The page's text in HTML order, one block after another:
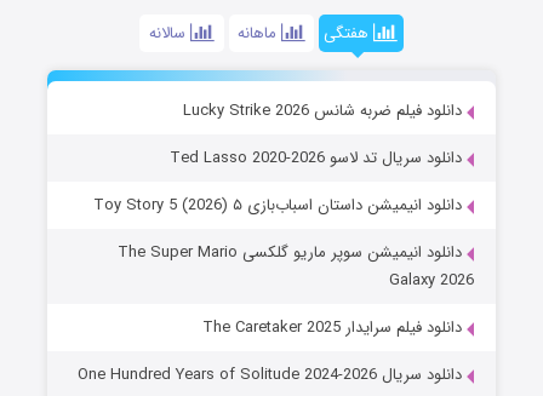
هفتگی ماهانه سالانه
دانلود فیلم ضربه شانس Lucky Strike 2026
دانلود سریال تد لاسو Ted Lasso 2020-2026
دانلود انیمیشن داستان اسباب‌بازی ۵ Toy Story 5 (2026)
دانلود انیمیشن سوپر ماریو گلکسی The Super Mario
Galaxy 2026
دانلود فیلم سرایدار The Caretaker 2025
دانلود سریال One Hundred Years of Solitude 2024-2026